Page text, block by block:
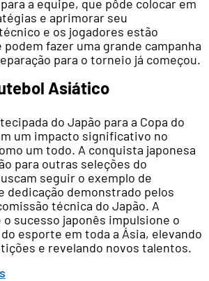
a equipe, que pôde colocar em
e aprimorar seu
e os jogadores estão
fazer uma grande campanha
para o torneio já começou.
Asiático
do Japão para a Copa do
um impacto significativo no
um todo. A conquista japonesa
para outras seleções do
seguir o exemplo de
dedicação demonstrado pelos
técnica do Japão. A
sucesso japonês impulsione o
esporte em toda a Ásia, elevando
e revelando novos talentos.